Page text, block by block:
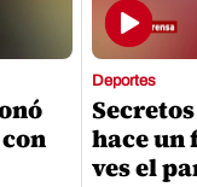
Deportes
hace
ves el